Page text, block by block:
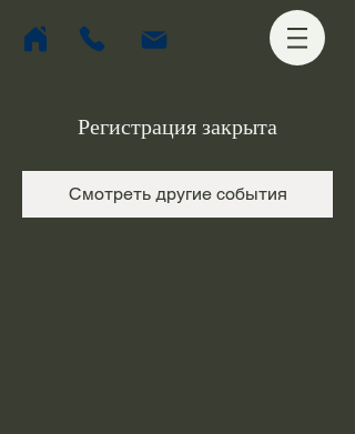
Регистрация закрыта
Смотреть другие события